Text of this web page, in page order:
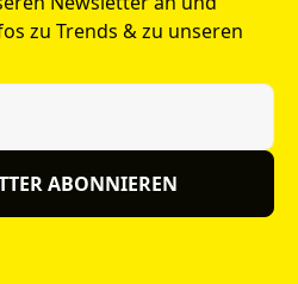
zu Trends & zu unseren
ABONNIEREN